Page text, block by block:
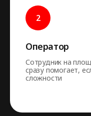
Оператор
Сотрудник на
сразу помогает,
сложности